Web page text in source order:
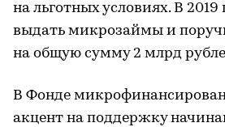
на льготных условиях. В 2019
выдать микрозаймы и
на общую сумму 2 млрд
В Фонде
акцент на поддержку